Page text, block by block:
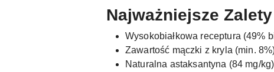
Najważniejsze Zalety
Wysokobiałkowa receptura (49%
Zawartość mączki z kryla (min.
Naturalna astaksantyna (84 mg/